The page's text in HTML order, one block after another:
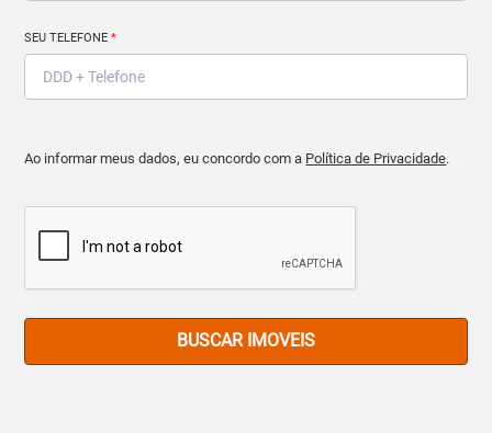
SEU TELEFONE*
Ao informar meus dados, eu concordo com a Política de Privacidade.
BUSCAR IMOVEIS